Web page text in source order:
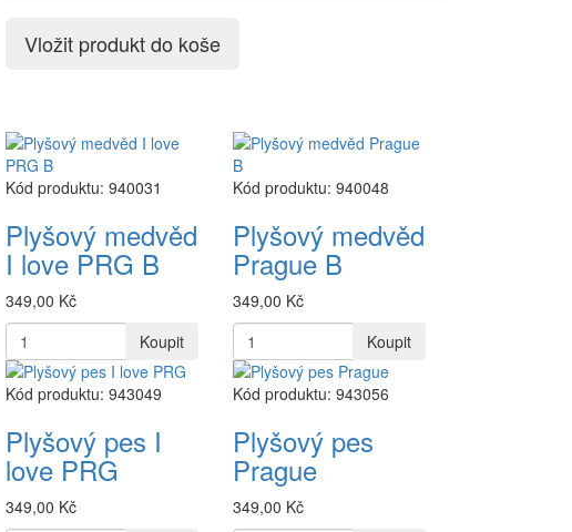
Vložit produkt do koše
Kód produktu: 940031
Plyšový medvěd
I love PRG B
349,00 Kč
Koupit
Kód produktu: 940048
Plyšový medvěd
Prague B
349,00 Kč
Koupit
Kód produktu: 943049
Plyšový pes I
love PRG
349,00 Kč
Kód produktu: 943056
Plyšový pes
Prague
349,00 Kč